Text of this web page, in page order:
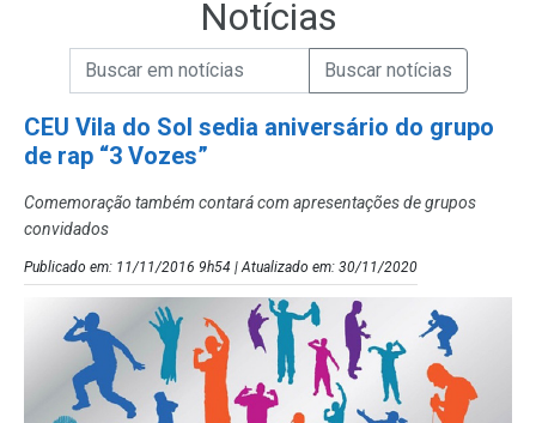
Notícias
Campo de Busca de Notícias
Campo de Busca de informaçõesEnviar a Busca de Notícias
CEU Vila do Sol sedia aniversário do grupo
de rap “3 Vozes”
Comemoração também contará com apresentações de grupos
convidados
Publicado em: 11/11/2016 9h54 | Atualizado em: 30/11/2020